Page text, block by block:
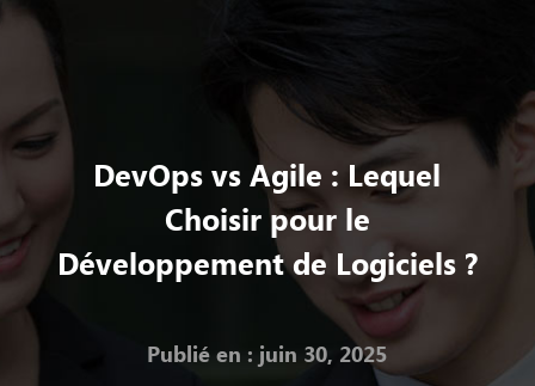
DevOps vs Agile : Lequel
Choisir pour le
Développement de Logiciels ?
Publié en : juin 30, 2025